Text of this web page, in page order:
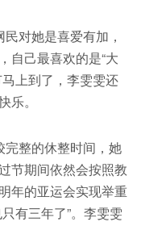
对她是喜爱有加，
自己最喜欢的是“大
上到了，李雯雯还
。
整的休整时间，她
节期间依然会按照教
年的亚运会实现举重
有三年了”。李雯雯